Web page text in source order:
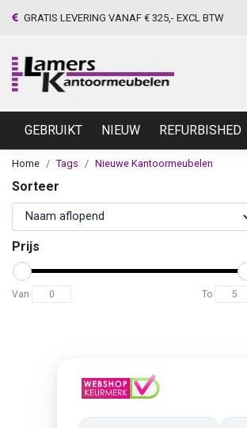
GRATIS LEVERING VANAF € 325,- EXCL BTW
GEBRUIKT NIEUW REFURBISHED
Home Tags Nieuwe Kantoormeubelen
Sorteer
Prijs
Van To